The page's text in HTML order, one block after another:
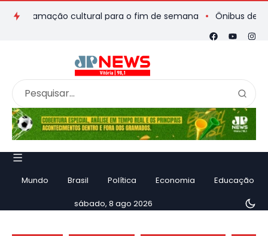
cultural para o fim de semana Ônibus de
Mundo Brasil Política Economia Educação
sábado, 8 ago 2026